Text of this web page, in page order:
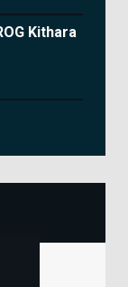
Kithara